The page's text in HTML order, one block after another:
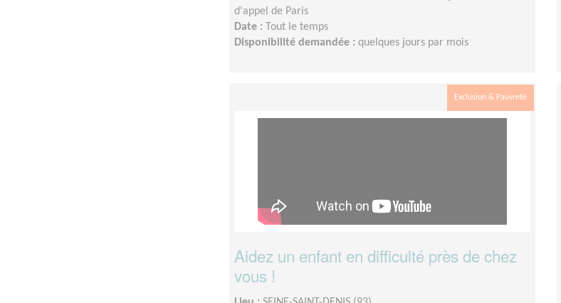
d'appel de Paris
Date :
Tout le temps
Disponibilité demandée : quelques jours par mois
Exclusion & Pauvreté
Aidez un enfant en difficulté près de chez
vous !